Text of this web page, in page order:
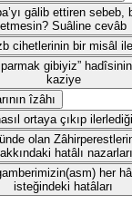
gālib ettiren sebeb,
etmesin? Suâline cevâb
cihetlerinin bir misâl
gibiyiz”
kaziye
îzâhı
ortaya çıkıp
olan
hatâlı nazarları
her
isteğindeki hatâları